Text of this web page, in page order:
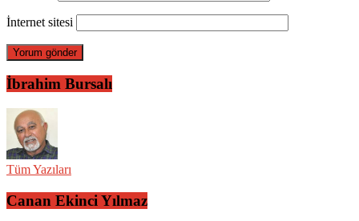
İnternet sitesi
İbrahim Bursalı
Tüm Yazıları
Canan Ekinci Yılmaz